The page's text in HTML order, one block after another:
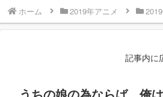
ホーム 2019年アニメ
記事内に